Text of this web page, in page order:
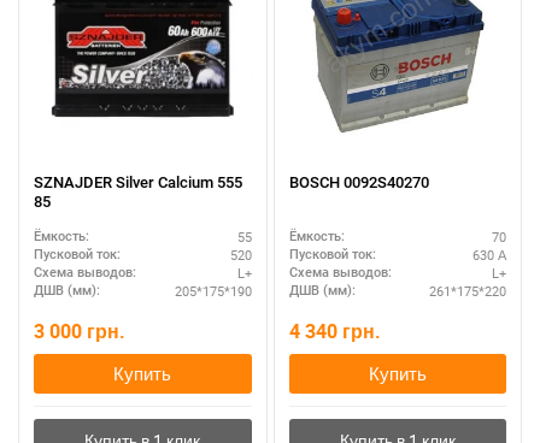
SZNAJDER Silver Calcium 555
85
Ёмкость: 55
Пусковой ток: 520
Схема выводов: L+
ДШВ (мм): 205*175*190
3 000 грн.
Купить
BOSCH 0092S40270
Ёмкость: 70
Пусковой ток: 630 А
Схема выводов: L+
ДШВ (мм): 261*175*220
4 340 грн.
Купить